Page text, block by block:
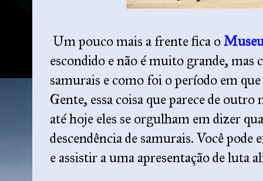
Um pouco mais a frente fica o
escondido e não é muito grande,
samurais e como foi o período em
Gente, essa coisa que parece de
até hoje eles se orgulham em dizer
descendência de samurais. Você
e assistir a uma apresentação de luta